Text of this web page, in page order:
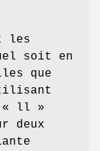
les
soit en
que
« ll »
deux